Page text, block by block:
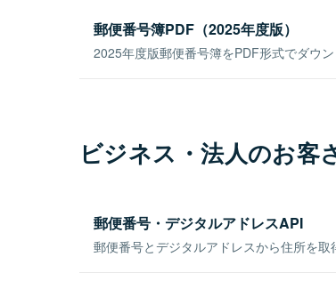
郵便番号簿PDF（2025年度版）
2025年度版郵便番号簿をPDF形式でダウン
ビジネス・法人のお客
郵便番号・デジタルアドレスAPI
郵便番号とデジタルアドレスから住所を取